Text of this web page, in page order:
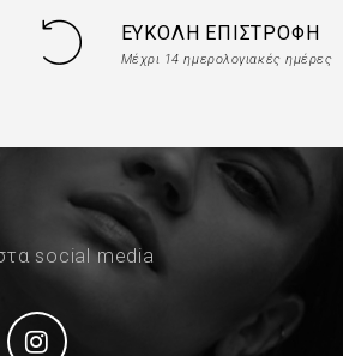
ΕΎΚΟΛΗ ΕΠΙΣΤΡΟΦΉ
Μέχρι 14 ημερολογιακές ημέρες
social media
Social